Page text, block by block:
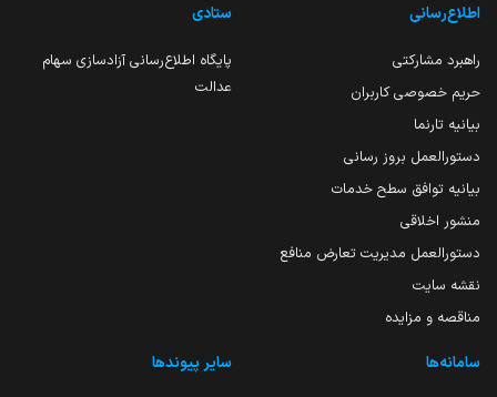
اطلاع‌رسانی
راهبرد مشارکتی
حریم خصوصی کاربران
بیانیه تارنما
دستورالعمل بروز رسانی
بیانیه توافق سطح خدمات
منشور اخلاقی
دستورالعمل مدیریت تعارض منافع
نقشه سایت
مناقصه و مزایده
ستادی
پایگاه اطلاع‌رسانی آزادسازی سهام
عدالت
سامانه‌ها سایر پیوندها